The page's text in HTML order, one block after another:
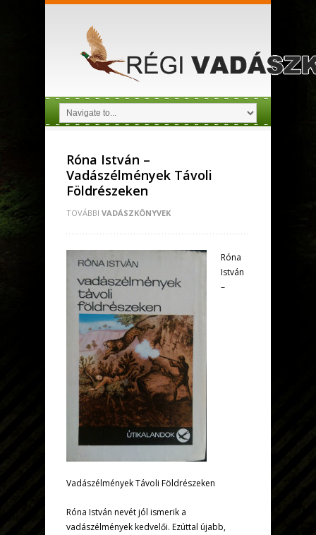
Róna István –
Vadászélmények Távoli
Földrészeken
TOVÁBBI VADÁSZKÖNYVEK
Róna
István
–
Vadászélmények Távoli Földrészeken
Róna István nevét jól ismerik a
vadászélmények kedvelői. Ezúttal újabb,